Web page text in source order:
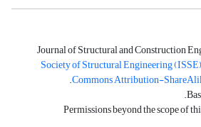
Journal of Structural and Construction
Society of Structural Engineering (ISSE)
Commons Attribution-
.
.
Permissions beyond the scope of